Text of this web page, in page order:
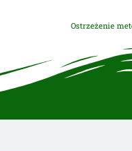
Ostrzeżenie